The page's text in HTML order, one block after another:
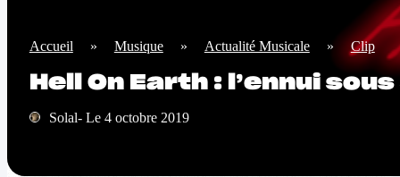
Accueil » Musique » Actualité Musicale » Clip
Hell On Earth : l’ennui
Solal- Le 4 octobre 2019